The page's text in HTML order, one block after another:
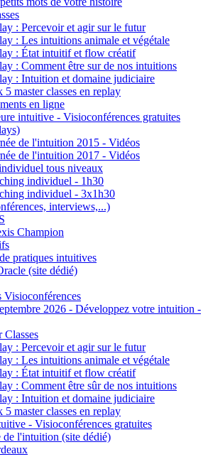
: Percevoir et agir sur le futur
: Les intuitions animale et végétale
: État intuitif et flow créatif
: Comment être sur de nos intuitions
: Intuition et domaine judiciaire
5 master classes en replay
en ligne
intuitive - Visioconférences gratuites
de l'intuition 2015 - Vidéos
de l'intuition 2017 - Vidéos
tous niveaux
individuel - 1h30
individuel - 3x1h30
interviews,...)
Champion
pratiques intuitives
(site dédié)
Visioconférences
2026 - Développez votre intuition -
Classes
: Percevoir et agir sur le futur
: Les intuitions animale et végétale
: État intuitif et flow créatif
: Comment être sûr de nos intuitions
: Intuition et domaine judiciaire
5 master classes en replay
- Visioconférences gratuites
de l'intuition (site dédié)